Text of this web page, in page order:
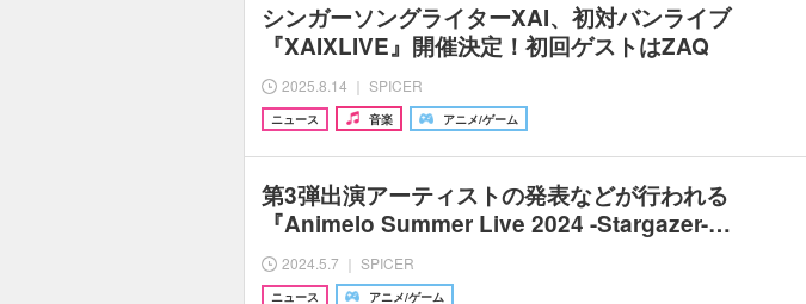
シンガーソングライターXAI、初対バンライブ
『XAIXLIVE』開催決定！初回ゲストはZAQ
2025.8.14 ｜ SPICER
ニュース 音楽 アニメ/ゲーム
第3弾出演アーティストの発表などが行われる
『Animelo Summer Live 2024 -Stargazer-…
2024.5.7 ｜ SPICER
ニュース アニメ/ゲーム